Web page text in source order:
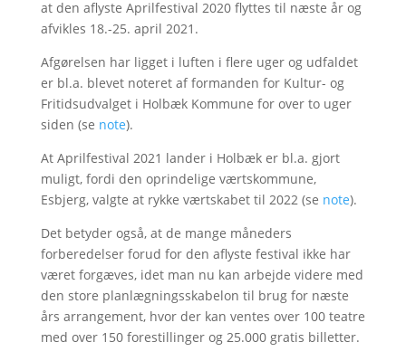
at den aflyste Aprilfestival 2020 flyttes til næste år og
afvikles 18.-25. april 2021.
Afgørelsen har ligget i luften i flere uger og udfaldet
er bl.a. blevet noteret af formanden for Kultur- og
Fritidsudvalget i Holbæk Kommune for over to uger
siden (se note).
At Aprilfestival 2021 lander i Holbæk er bl.a. gjort
muligt, fordi den oprindelige værtskommune,
Esbjerg, valgte at rykke værtskabet til 2022 (se note).
Det betyder også, at de mange måneders
forberedelser forud for den aflyste festival ikke har
været forgæves, idet man nu kan arbejde videre med
den store planlægningsskabelon til brug for næste
års arrangement, hvor der kan ventes over 100 teatre
med over 150 forestillinger og 25.000 gratis billetter.